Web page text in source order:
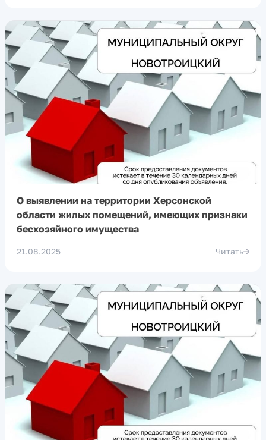
О выявлении на территории Херсонской
области жилых помещений, имеющих признаки
бесхозяйного имущества
21.08.2025 Читать